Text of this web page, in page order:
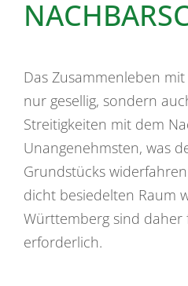
Das Zusammenleben
nur gesellig, sondern
Streitigkeiten mit dem
Unangenehmsten, was
Grundstücks
dicht besiedelten Raum
Württemberg sind daher
erforderlich.